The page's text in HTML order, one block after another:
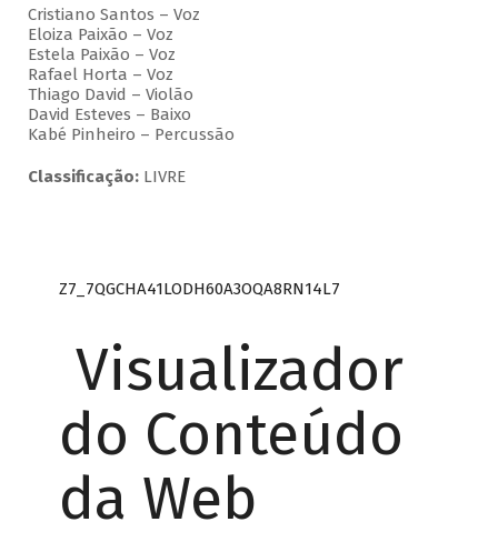
Cristiano Santos – Voz
Eloiza Paixão – Voz
Estela Paixão – Voz
Rafael Horta – Voz
Thiago David – Violão
David Esteves – Baixo
Kabé Pinheiro – Percussão
Classificação:LIVRE
Z7_7QGCHA41LODH60A3OQA8RN14L7
Visualizador
do Conteúdo
da Web